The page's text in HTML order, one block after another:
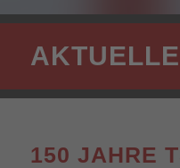
150 JAHRE